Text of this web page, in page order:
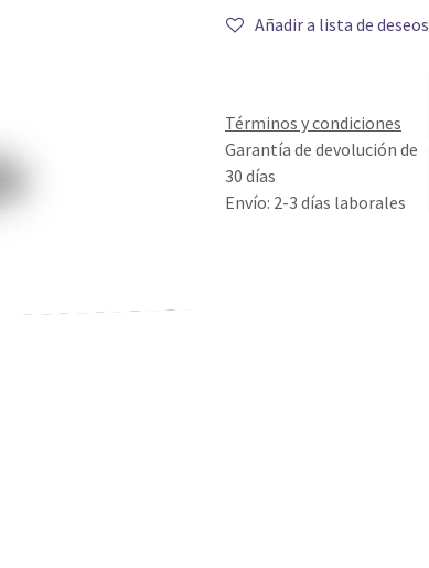
Añadir a lista de deseos
Términos y condiciones
Garantía de devolución de
30 días
Envío: 2-3 días laborales